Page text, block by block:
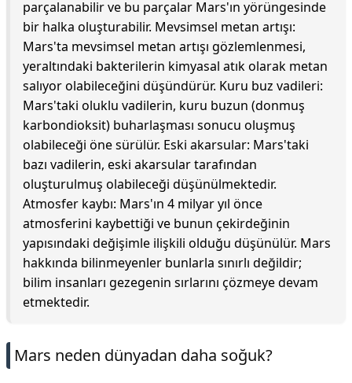
parçalanabilir ve bu parçalar Mars'ın yörüngesinde
bir halka oluşturabilir. Mevsimsel metan artışı:
Mars'ta mevsimsel metan artışı gözlemlenmesi,
yeraltındaki bakterilerin kimyasal atık olarak metan
salıyor olabileceğini düşündürür. Kuru buz vadileri:
Mars'taki oluklu vadilerin, kuru buzun (donmuş
karbondioksit) buharlaşması sonucu oluşmuş
olabileceği öne sürülür. Eski akarsular: Mars'taki
bazı vadilerin, eski akarsular tarafından
oluşturulmuş olabileceği düşünülmektedir.
Atmosfer kaybı: Mars'ın 4 milyar yıl önce
atmosferini kaybettiği ve bunun çekirdeğinin
yapısındaki değişimle ilişkili olduğu düşünülür. Mars
hakkında bilinmeyenler bunlarla sınırlı değildir;
bilim insanları gezegenin sırlarını çözmeye devam
etmektedir.
Mars neden dünyadan daha soğuk?